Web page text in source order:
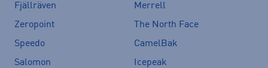
Fjällräven
Merrell
Zeropoint
The North Face
Speedo
CamelBak
Salomon
Icepeak